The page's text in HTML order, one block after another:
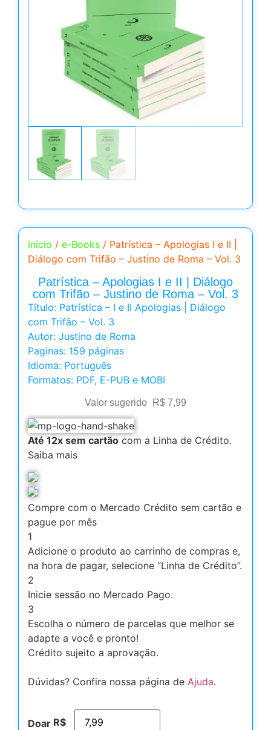
Início / e-Books / Patrística – Apologias I e II |
Diálogo com Trifão – Justino de Roma – Vol. 3
Patrística – Apologias I e II | Diálogo
com Trifão – Justino de Roma – Vol. 3
Título: Patrística – I e II Apologias | Diálogo
com Trifão – Vol. 3
Autor: Justino de Roma
Paginas: 159 páginas
Idioma: Português
Formatos: PDF, E-PUB e MOBI
Valor sugerido R$ 7,99
Até 12x sem cartão com a Linha de Crédito.
Saiba mais
Compre com o Mercado Crédito sem cartão e
pague por mês
1
Adicione o produto ao carrinho de compras e,
na hora de pagar, selecione “Linha de Crédito”.
2
Inicie sessão no Mercado Pago.
3
Escolha o número de parcelas que melhor se
adapte a você e pronto!
Crédito sujeito a aprovação.
Dúvidas? Confira nossa página de Ajuda.
Doar R$